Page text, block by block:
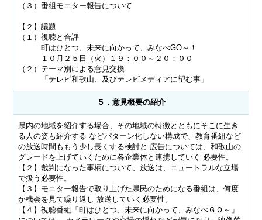
（３）番組モニター報告について
【２】議題
（１）視聴と合評
町はひとつ、未来に向かって、みなべGO～！
１０月２５日（火）１９：００～２０：００
（２）テーマ別による意見交換
「テレビ和歌山、及びテレビメディアに望む事」
５．意見概要の紹介
県内の地域を紹介する場合、その地域の特徴とともにそこに生き
る人の姿も紹介する などパターン化しない構成で、教育番組など
の放送時間ももう少し長くする検討と 広告については、和歌山の
グレードを上げていくために各企業体と連携していく 必要性。
【２】裁判になった事柄について、放送は、ニュートラルな立場
で扱う必要性。
【３】モニター報告で取り上げた県民のためになる番組は、何度
か機会を見て繰り返し 放送していく必要性。
【４】視聴番組「町はひとつ、未来に向かって、みなべＧＯ～」